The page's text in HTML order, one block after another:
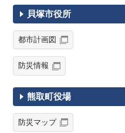
貝塚市役所
都市計画図
防災情報
熊取町役場
防災マップ